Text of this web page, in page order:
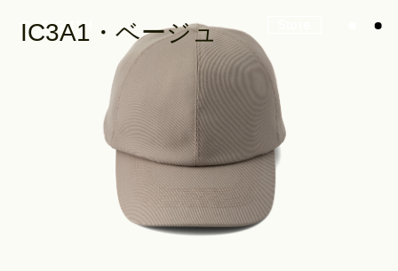
Look
Construction
IC3A1・ベージュ